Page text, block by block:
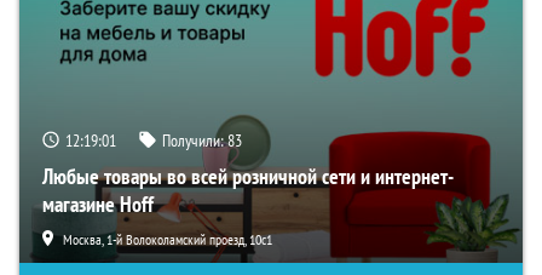
12:19:01 Получили:83
Любые товары во всей розничной сети и интернет-
магазине Hoff
Москва, 1-й Волоколамский проезд, 10с1